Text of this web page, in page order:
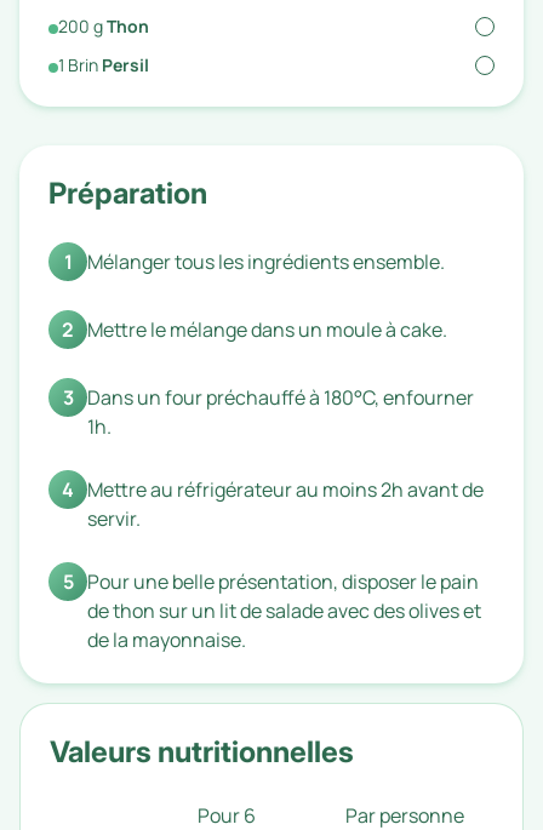
200 gThon
1 Brin Persil
Préparation
1 Mélanger tous les ingrédients ensemble.
2 Mettre le mélange dans un moule à cake.
3 Dans un four préchauffé à 180°C, enfourner
1h.
4 Mettre au réfrigérateur au moins 2h avant de
servir.
5 Pour une belle présentation, disposer le pain
de thon sur un lit de salade avec des olives et
de la mayonnaise.
Valeurs nutritionnelles
Pour 6
Par personne